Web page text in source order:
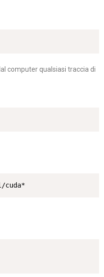
computer qualsiasi traccia di